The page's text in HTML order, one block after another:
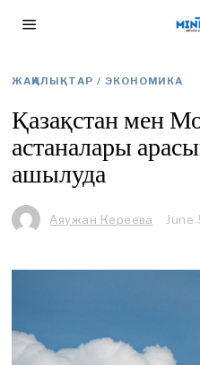
ЖАҢАЛЫҚТАР / ЭКОНОМИКА
Қазақстан мен
астаналары
ашылуда
Аяужан Кереева June